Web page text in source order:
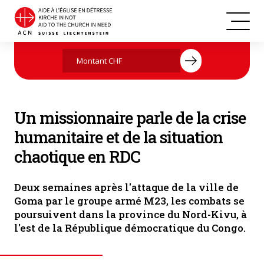
Famille de réfugiés à Goma. (Photo: MONUSCO / Sylvain Liechti)
Agissez maintenant par votre don
Un missionnaire parle de la crise
humanitaire et de la situation
chaotique en RDC
Deux semaines après l'attaque de la ville de
Goma par le groupe armé M23, les combats se
poursuivent dans la province du Nord-Kivu, à
l'est de la République démocratique du Congo.